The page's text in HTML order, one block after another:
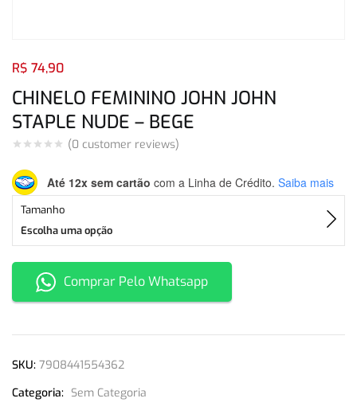
CHINELO FEMININO JOHN JOHN
STAPLE NUDE – BEGE
(0 customer reviews)
R$ 74,90
Até 12x sem cartão com a Linha de Crédito. Saiba mais
Tamanho
Escolha uma opção
Comprar Pelo Whatsapp
SKU: 7908441554362
Categoria: Sem Categoria
Login comFacebook